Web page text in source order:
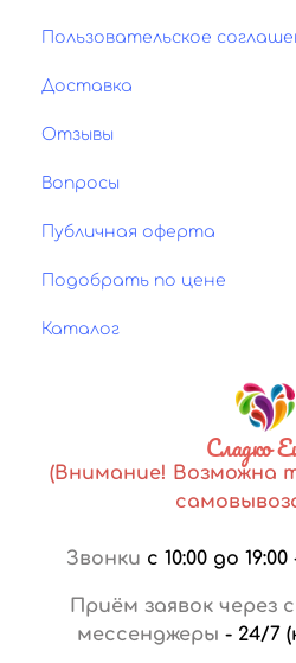
Пользовательское
Доставка
Отзывы
Вопросы
Публичная оферта
Подобрать по цене
Каталог
Сладко
(Внимание! Возможна
Звонки с 10:00 до 19:00
Приём заявок через
мессенджеры - 24/7